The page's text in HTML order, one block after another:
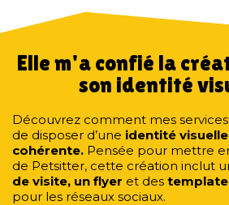
Elle m'a confié la
son identité
Découvrez comment mes
de disposer d’une identité
cohérente. Pensée pour mettre
de Petsitter, cette création inclut
de visite, un flyer et des
pour les réseaux sociaux.